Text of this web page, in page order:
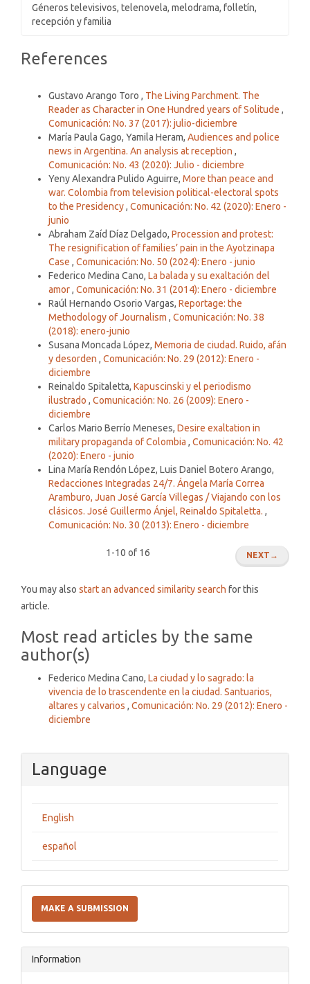
Géneros televisivos, telenovela, melodrama, folletín,
recepción y familia
Article
References
Gustavo Arango Toro , The Living Parchment. The
Reader as Character in One Hundred years of Solitude ,
Comunicación: No. 37 (2017): julio-diciembre
María Paula Gago, Yamila Heram, Audiences and police
news in Argentina. An analysis at reception ,
Comunicación: No. 43 (2020): Julio - diciembre
Yeny Alexandra Pulido Aguirre, More than peace and
war. Colombia from television political-electoral spots
to the Presidency, Comunicación: No. 42 (2020): Enero -
junio
Abraham Zaíd Díaz Delgado, Procession and protest:
The resignification of families’ pain in the Ayotzinapa
Case , Comunicación: No. 50 (2024): Enero - junio
Federico Medina Cano, La balada y su exaltación del
amor, Comunicación: No. 31 (2014): Enero - diciembre
Raúl Hernando Osorio Vargas, Reportage: the
Methodology of Journalism , Comunicación: No. 38
(2018): enero-junio
Susana Moncada López, Memoria de ciudad. Ruido, afán
y desorden , Comunicación: No. 29 (2012): Enero -
diciembre
Reinaldo Spitaletta, Kapuscinski y el periodismo
ilustrado , Comunicación: No. 26 (2009): Enero -
diciembre
Carlos Mario Berrío Meneses, Desire exaltation in
military propaganda of Colombia , Comunicación: No. 42
(2020): Enero - junio
Lina María Rendón López, Luis Daniel Botero Arango,
Redacciones Integradas 24/7. Ángela María Correa
Aramburo, Juan José García Villegas / Viajando con los
clásicos. José Guillermo Ánjel, Reinaldo Spitaletta. ,
Comunicación: No. 30 (2013): Enero - diciembre
1-10 of 16 NEXT →
You may also start an advanced similarity search for this
article.
Most read articles by the same
author(s)
Federico Medina Cano, La ciudad y lo sagrado: la
vivencia de lo trascendente en la ciudad. Santuarios,
altares y calvarios , Comunicación: No. 29 (2012): Enero -
diciembre
Language
English
español
a
Submission
MAKE A SUBMISSION
Information